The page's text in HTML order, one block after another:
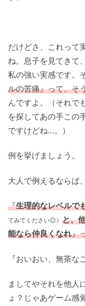
だけどさ、これって
ね。息子を見てきて、
私の強い実感です。
ルの苦痛』って、そ
んですよ。（それで
を探してあの手この
ですけどね…。）
例を挙げましょう。
大人で例えるならば
『生理的なレベルで
てみてください😐） と、
能なら仲良くなれ』
『おいおい、無茶な
ましてやそれを他人
ょ？じゃあゲーム感